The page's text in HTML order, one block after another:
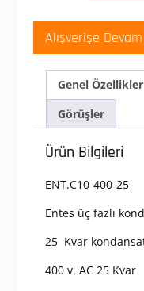
Silindirik
Tip
Üç
Fazlı
Kondansatör
ENT.CXD-
400-
Ağır
Hizmet
(CXD
adet
Alışverişe
Genel Özellikler
Görüşler
Ürün Bilgileri
ENT.C10-400-25
Entes üç fazlı
25 Kvar
400 v. AC 25 Kvar